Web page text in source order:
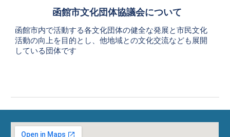
函館市文化団体協議会について
函館市内で活動する各文化団体の健全な発展と市民文化
活動の向上を目的とし、他地域との文化交流なども展開
している団体です